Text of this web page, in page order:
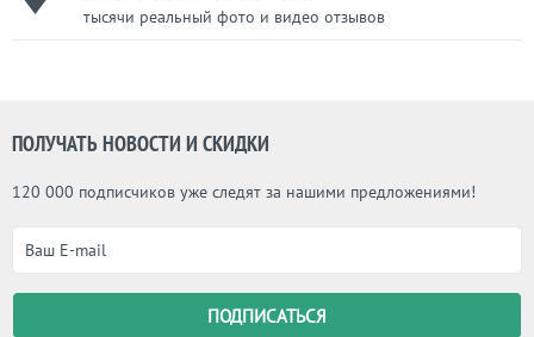
тысячи реальный фото и видео отзывов
ПОЛУЧАТЬ НОВОСТИ И СКИДКИ
120 000 подписчиков уже следят за нашими предложениями!